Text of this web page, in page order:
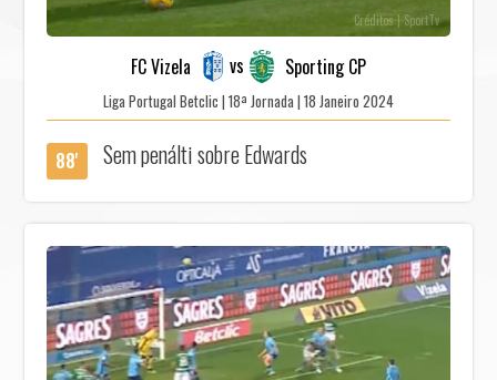
Créditos | SportTv
FC Vizela vs Sporting CP
Liga Portugal Betclic | 18ª Jornada | 18 Janeiro 2024
88' Sem penálti sobre Edwards